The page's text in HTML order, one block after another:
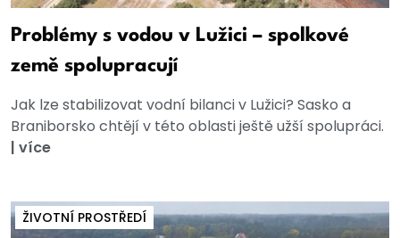
Problémy s vodou v Lužici – spolkové
země spolupracují
Jak lze stabilizovat vodní bilanci v Lužici? Sasko a
Braniborsko chtějí v této oblasti ještě užší spolupráci.
| více
ŽIVOTNÍ PROSTŘEDÍ